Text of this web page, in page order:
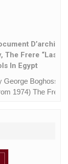
Sch
(DLS-
Frere School